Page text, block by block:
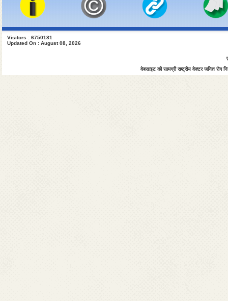
Visitors : 6750181
Updated On : August 08, 2026
वेबसाइट की सामग्री राष्ट्रीय वेक्टर जनित रोग